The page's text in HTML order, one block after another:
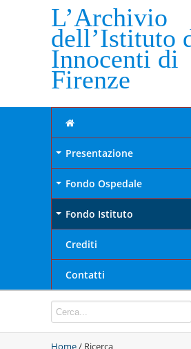
L’Archivio
dell’Istituto
Innocenti di
Firenze
Presentazione
Fondo Ospedale
Fondo Istituto
Crediti
Contatti
Home/ Ricerca